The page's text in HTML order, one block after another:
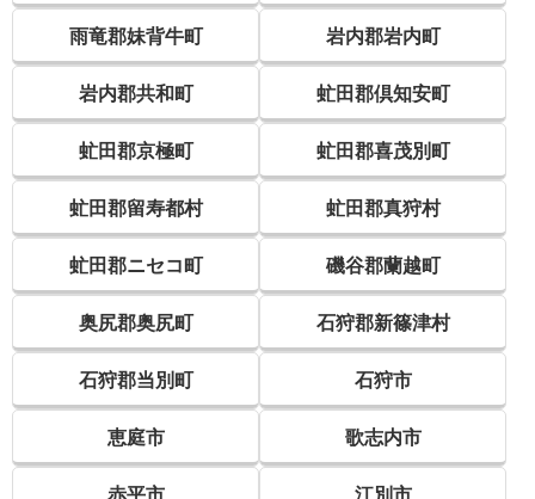
雨竜郡妹背牛町 岩内郡岩内町
岩内郡共和町 虻田郡倶知安町
虻田郡京極町 虻田郡喜茂別町
虻田郡留寿都村 虻田郡真狩村
虻田郡ニセコ町 磯谷郡蘭越町
奥尻郡奥尻町 石狩郡新篠津村
石狩郡当別町 石狩市
恵庭市 歌志内市
赤平市 江別市